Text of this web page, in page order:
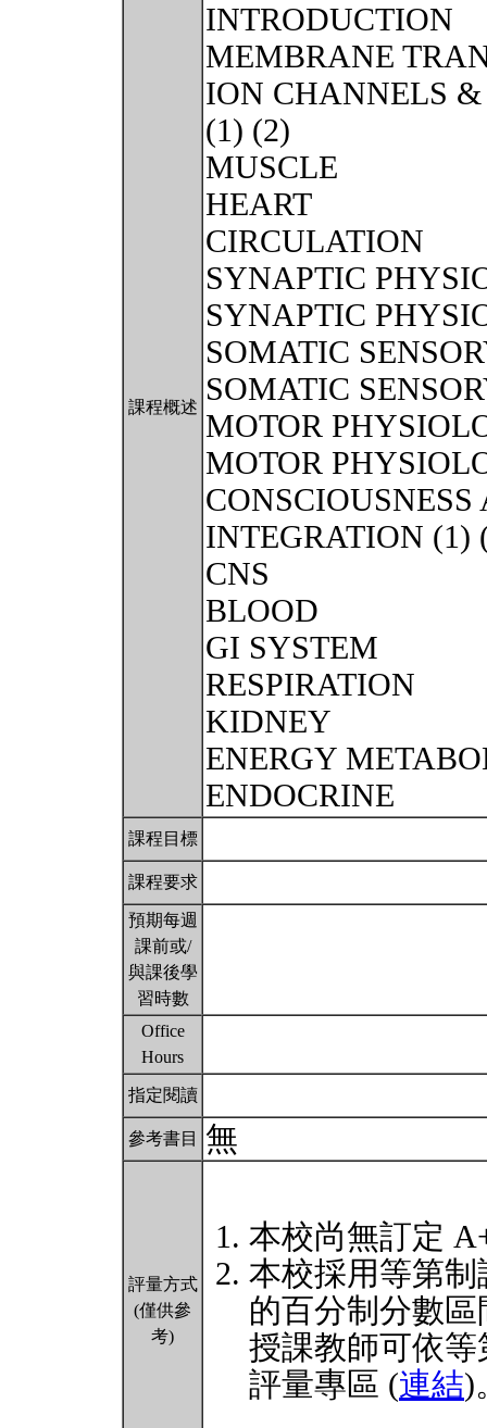
課程概述
INTRODUCTION
MEMBRANE
ION CHANNELS
(1) (2)
MUSCLE
HEART
CIRCULATION
SYNAPTIC
SYNAPTIC
SOMATIC
SOMATIC
MOTOR
MOTOR
INTEGRATION (1)
CNS
BLOOD
GI SYSTEM
RESPIRATION
KIDNEY
ENERGY
ENDOCRINE
課程目標
課程要求
預期每週
課前或/
與課後學
習時數
Office
Hours
指定閱讀
參考書目 無
評量方式
(僅供參
考)
本校尚無訂定
本校採用等第
的百分制分數
授課教師可依
評量專區 (連結)